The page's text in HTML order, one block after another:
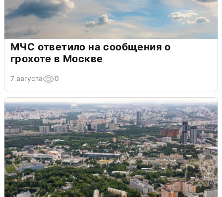
МЧС ответило на сообщения о
грохоте в Москве
7 августа 0